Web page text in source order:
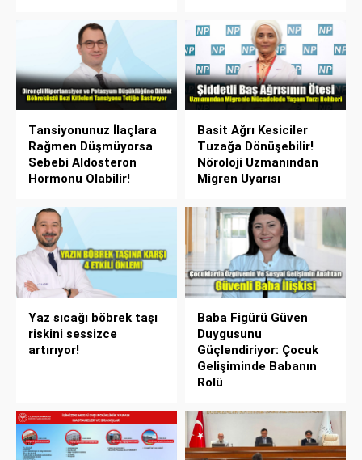
Tansiyonunuz İlaçlara
Rağmen Düşmüyorsa
Sebebi Aldosteron
Hormonu Olabilir!
Basit Ağrı Kesiciler
Tuzağa Dönüşebilir!
Nöroloji Uzmanından
Migren Uyarısı
Yaz sıcağı böbrek taşı
riskini sessizce
artırıyor!
Baba Figürü Güven
Duygusunu
Güçlendiriyor: Çocuk
Gelişiminde Babanın
Rolü